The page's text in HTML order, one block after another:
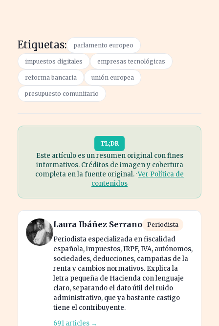
Etiquetas: parlamento europeo
impuestos digitales empresas tecnológicas
reforma bancaria unión europea
presupuesto comunitario
TL;DR
Este artículo es un resumen original con fines
informativos. Créditos de imagen y cobertura
completa en la fuente original. ·Ver Política de
contenidos
Laura Ibáñez Serrano Periodista
Periodista especializada en fiscalidad
española, impuestos, IRPF, IVA, autónomos,
sociedades, deducciones, campañas de la
renta y cambios normativos. Explica la
letra pequeña de Hacienda con lenguaje
claro, separando el dato útil del ruido
administrativo, que ya bastante castigo
tiene el contribuyente.
691 articles →